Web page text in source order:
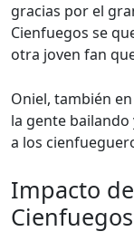
gracias por el
Cienfuegos se
otra joven fan
Oniel, también
la gente
a los
Impacto
Cienfuegos